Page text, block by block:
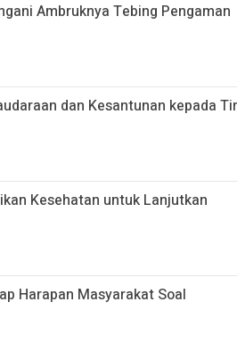
Ambruknya Tebing Pengaman
dan Kesantunan kepada
Kesehatan untuk Lanjutkan
Harapan Masyarakat Soal